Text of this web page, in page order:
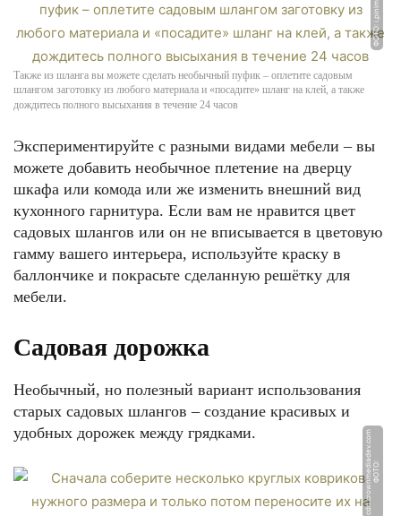
Также из шланга вы можете сделать необычный пуфик – оплетите садовым
шлангом заготовку из любого материала и «посадите» шланг на клей, а также
дождитесь полного высыхания в течение 24 часов
Экспериментируйте с разными видами мебели – вы
можете добавить необычное плетение на дверцу
шкафа или комода или же изменить внешний вид
кухонного гарнитура. Если вам не нравится цвет
садовых шлангов или он не вписывается в цветовую
гамму вашего интерьера, используйте краску в
баллончике и покрасьте сделанную решётку для
мебели.
Садовая дорожка
Необычный, но полезный вариант использования
старых садовых шлангов – создание красивых и
удобных дорожек между грядками.
Ф
О
Т
О:
c
d
n.
c
r
o
w
n
m
e
di
a
d
e
v.
c
o
m